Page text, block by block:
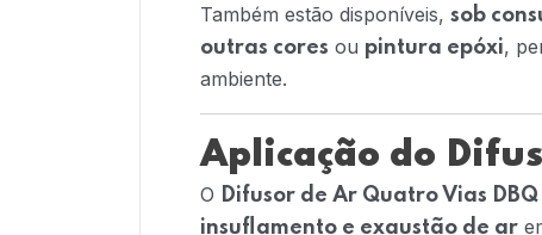
Também estão disponíveis, sob
outras cores ou pintura epóxi,
ambiente.
Aplicação do
O Difusor de Ar Quatro Vias DBQ
insuflamento e exaustão de ar